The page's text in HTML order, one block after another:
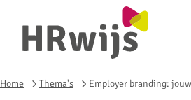
Home Thema's Employer branding: